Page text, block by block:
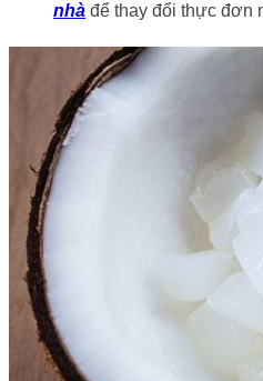
nhà để thay đổi thực đơn